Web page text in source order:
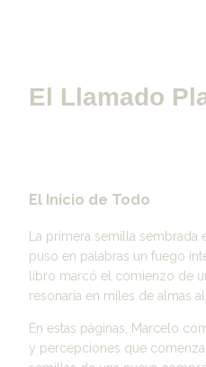
El Llamado
El Inicio de Todo
La primera semilla
puso en palabras un fuego
libro marcó el comienzo de
resonaría en miles de almas
En estas páginas, Marcelo
y percepciones que